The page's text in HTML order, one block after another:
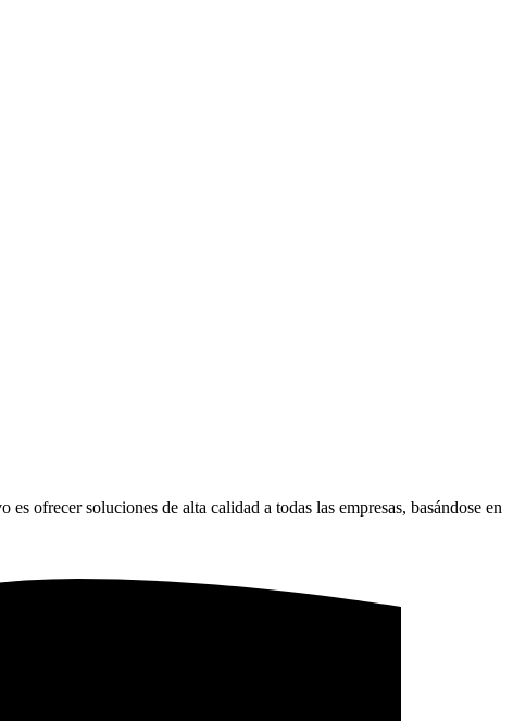
ofrecer soluciones de alta calidad a todas las empresas, basándose en